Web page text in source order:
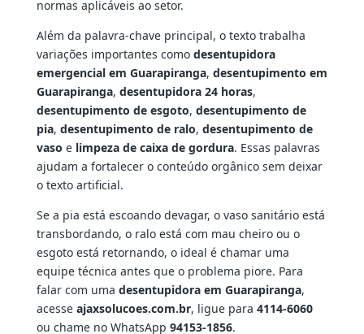
normas aplicáveis ao setor.
Além da palavra-chave principal, o texto trabalha
variações importantes como desentupidora
emergencial em Guarapiranga, desentupimento em
Guarapiranga, desentupidora 24 horas,
desentupimento de esgoto, desentupimento de
pia, desentupimento de ralo, desentupimento de
vaso e limpeza de caixa de gordura. Essas palavras
ajudam a fortalecer o conteúdo orgânico sem deixar
o texto artificial.
Se a pia está escoando devagar, o vaso sanitário está
transbordando, o ralo está com mau cheiro ou o
esgoto está retornando, o ideal é chamar uma
equipe técnica antes que o problema piore. Para
falar com uma desentupidora em Guarapiranga,
acesse ajaxsolucoes.com.br, ligue para 4114-6060
ou chame no WhatsApp 94153-1856.